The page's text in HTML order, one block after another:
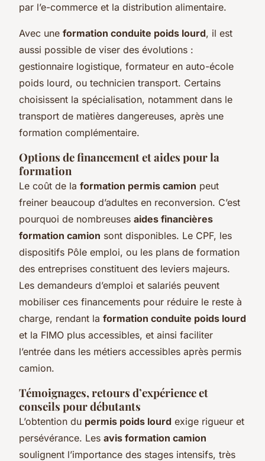
par l’e-commerce et la distribution alimentaire.
Avec une formation conduite poids lourd, il est
aussi possible de viser des évolutions :
gestionnaire logistique, formateur en auto-école
poids lourd, ou technicien transport. Certains
choisissent la spécialisation, notamment dans le
transport de matières dangereuses, après une
formation complémentaire.
Options de financement et aides pour la
formation
Le coût de la formation permis camion peut
freiner beaucoup d’adultes en reconversion. C’est
pourquoi de nombreuses aides financières
formation camion sont disponibles. Le CPF, les
dispositifs Pôle emploi, ou les plans de formation
des entreprises constituent des leviers majeurs.
Les demandeurs d’emploi et salariés peuvent
mobiliser ces financements pour réduire le reste à
charge, rendant la formation conduite poids lourd
et la FIMO plus accessibles, et ainsi faciliter
l’entrée dans les métiers accessibles après permis
camion.
Témoignages, retours d’expérience et
conseils pour débutants
L’obtention du permis poids lourd exige rigueur et
persévérance. Les avis formation camion
soulignent l’importance des stages intensifs, très